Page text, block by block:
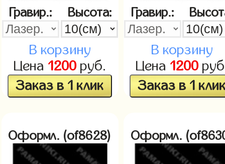
Гравир.: Высота:
В корзину
Цена 1200руб.
Заказ в 1 клик
Гравир.:
В корзину
Цена 1200
Заказ в 1
Оформл. (of8628) Оформл.